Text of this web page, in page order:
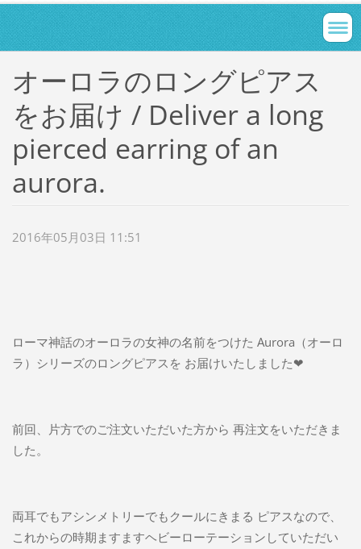
オーロラのロングピアス
をお届け / Deliver a long
pierced earring of an
aurora.
2016年05月03日 11:51
ローマ神話のオーロラの女神の名前をつけた Aurora（オーロ
ラ）シリーズのロングピアスを お届けいたしました❤
前回、片方でのご注文いただいた方から 再注文をいただきま
した。
両耳でもアシンメトリーでもクールにきまる ピアスなので、
これからの時期ますますヘビーローテーションしていただい